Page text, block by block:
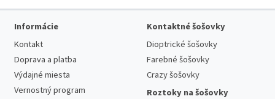
Informácie
Kontakt
Doprava a platba
Výdajné miesta
Vernostný program
Kontaktné šošovky
Dioptrické šošovky
Farebné šošovky
Crazy šošovky
Roztoky na šošovky